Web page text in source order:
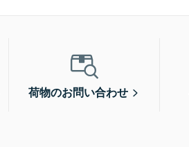
荷物のお問い合わせ